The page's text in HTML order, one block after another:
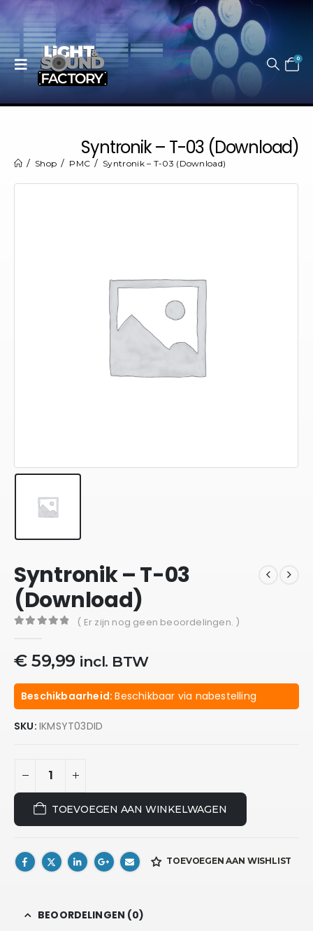
0
Syntronik – T-03 (Download)
Shop PMC Syntronik – T-03 (Download)
Syntronik – T-03
(Download)
( Er zijn nog geen beoordelingen. )
€59,99 incl. BTW
Beschikbaarheid:Beschikbaar via nabestelling
SKU: IKMSYT03DID
TOEVOEGEN AAN WINKELWAGEN
TOEVOEGEN AAN WISHLIST
BEOORDELINGEN (0)